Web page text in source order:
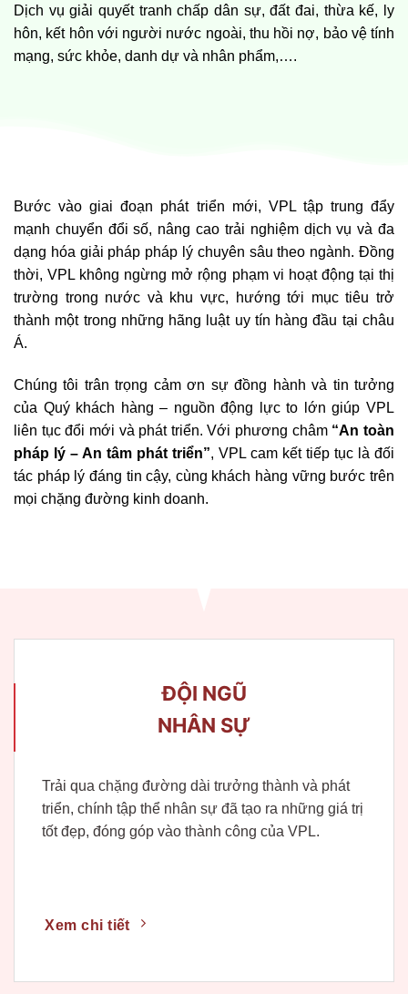
Dịch vụ giải quyết tranh chấp dân sự, đất đai, thừa kế, ly
hôn, kết hôn với người nước ngoài, thu hồi nợ, bảo vệ tính
mạng, sức khỏe, danh dự và nhân phẩm,….
Bước vào giai đoạn phát triển mới, VPL tập trung đẩy
mạnh chuyển đổi số, nâng cao trải nghiệm dịch vụ và đa
dạng hóa giải pháp pháp lý chuyên sâu theo ngành. Đồng
thời, VPL không ngừng mở rộng phạm vi hoạt động tại thị
trường trong nước và khu vực, hướng tới mục tiêu trở
thành một trong những hãng luật uy tín hàng đầu tại châu
Á.
Chúng tôi trân trọng cảm ơn sự đồng hành và tin tưởng
của Quý khách hàng – nguồn động lực to lớn giúp VPL
liên tục đổi mới và phát triển. Với phương châm “An toàn
pháp lý – An tâm phát triển”, VPL cam kết tiếp tục là đối
tác pháp lý đáng tin cậy, cùng khách hàng vững bước trên
mọi chặng đường kinh doanh.
ĐỘI NGŨ
NHÂN SỰ
Trải qua chặng đường dài trưởng thành và phát
triển, chính tập thể nhân sự đã tạo ra những giá trị
tốt đẹp, đóng góp vào thành công của VPL.
Xem chi tiết